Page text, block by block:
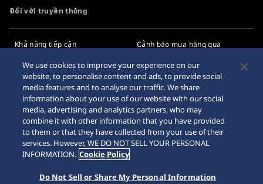
Đối với truyền thông
Khả năng tiếp cận
Yêu cầu
Cảnh báo mua hàng qua
Chính sách bảo mật
Chính sách cookie
Sơ đồ trang web
© 2026 Tập đoàn đồng hồ Seiko
We use cookies to improve your experience on our
website, to personalise content and ads, to provide social
media features and to analyse our traffic. We share
information about your use of our website with our social
media, advertising and analytics partners, who may
combine it with other information that you have provided
to them or that they have collected from your use of their
services. However, WE DO NOT SELL YOUR PERSONAL
INFORMATION. Cookie Policy
Do Not Sell or Share My Personal Information